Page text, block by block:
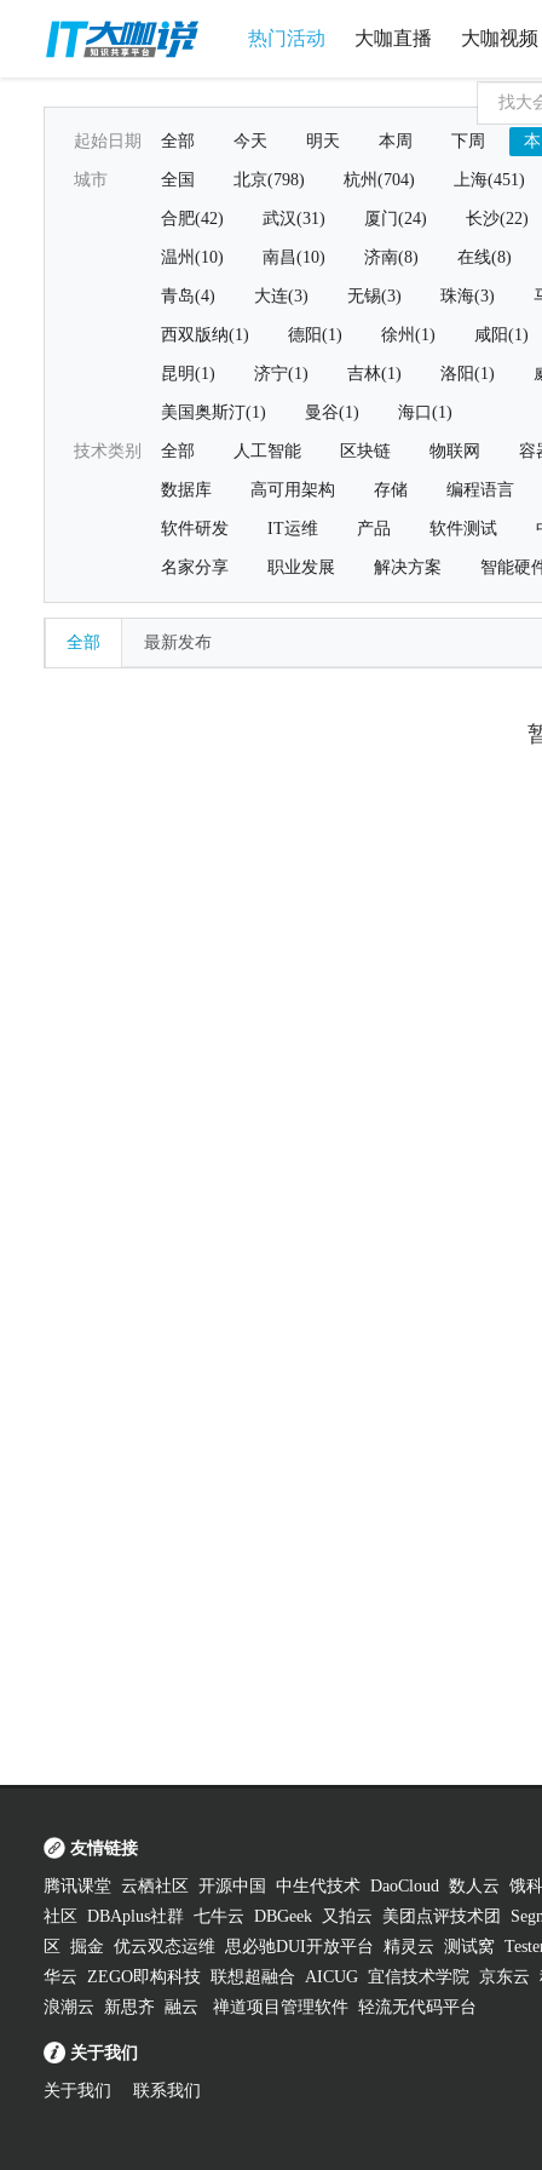
热门活动 大咖直播 大咖视频
起始日期 全部 今天 明天 本周 下周
城市 全国 北京(798) 杭州(704) 上海(451)
合肥(42) 武汉(31) 厦门(24) 长沙(22)
温州(10) 南昌(10) 济南(8) 在线(8)
青岛(4) 大连(3) 无锡(3) 珠海(3)
西双版纳(1) 德阳(1) 徐州(1) 咸阳(1)
昆明(1) 济宁(1) 吉林(1) 洛阳(1)
美国奥斯汀(1) 曼谷(1) 海口(1)
技术类别 全部 人工智能 区块链 物联网 容
数据库 高可用架构 存储 编程语言
软件研发 IT运维 产品 软件测试
名家分享 职业发展 解决方案 智能硬
全部 最新发布
友情链接
腾讯课堂 云栖社区 开源中国 中生代技术 DaoCloud 数人云 饿
社区
DBAplus社群 七牛云 DBGeek 又拍云 美团点评技术团
区
掘金 优云双态运维 思必驰DUI开放平台 精灵云 测试窝
华云 ZEGO即构科技 联想超融合 AICUG 宜信技术学院 京东云
浪潮云
新思齐 融云 禅道项目管理软件 轻流无代码平台
关于我们
关于我们 联系我们